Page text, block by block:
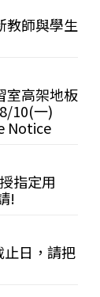
師與學生
室高架地板
10(一)
Notice
指定用
!
日，請把